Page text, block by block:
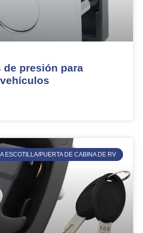
de presión para
ESCOTILLA/PUERTA DE CABINA DE RV